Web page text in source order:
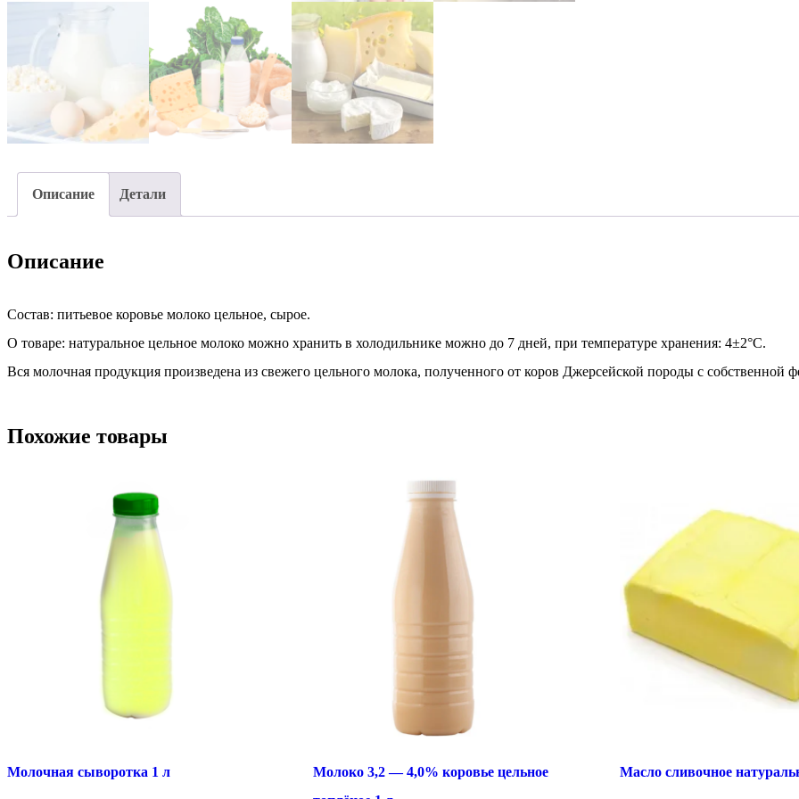
Описание Детали
Описание
Состав: питьевое коровье молоко цельное, сырое.
О товаре: натуральное цельное молоко можно хранить в холодильнике можно до 7 дней, при температуре хранения: 4±2°С.
Вся молочная продукция произведена из свежего цельного молока, полученного от коров Джерсейской породы с собственной
Похожие товары
Молочная сыворотка 1 л
Молоко 3,2 — 4,0% коровье цельное
Масло сливочное